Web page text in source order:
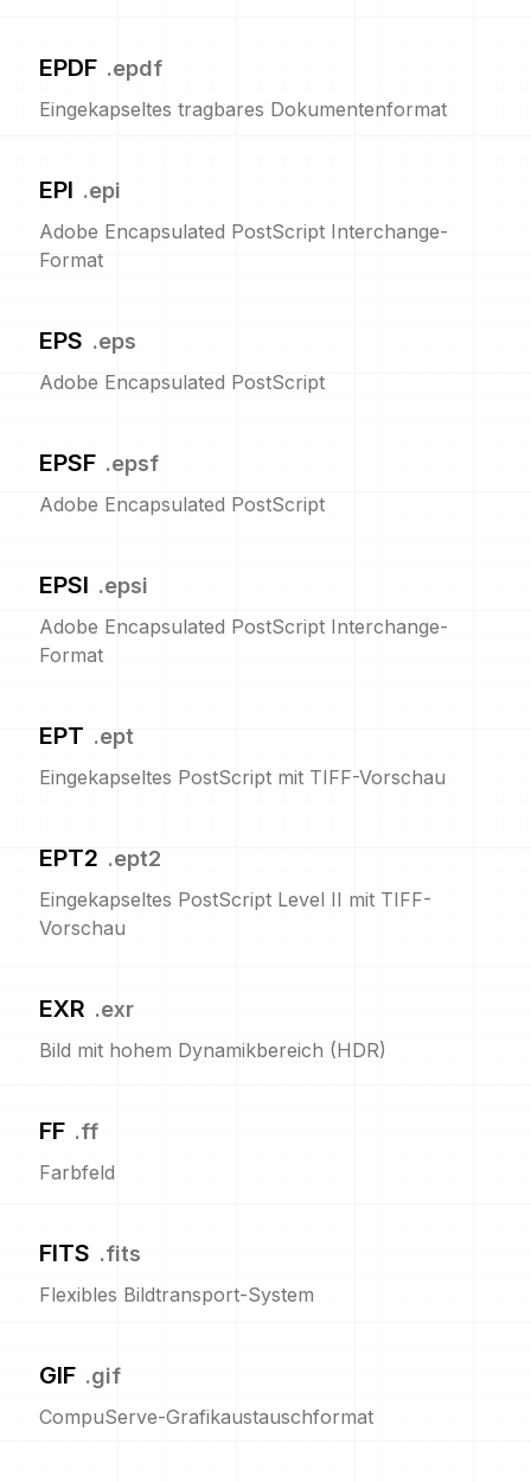
EPDF .epdf
Eingekapseltes tragbares Dokumentenformat
EPI .epi
Adobe Encapsulated PostScript Interchange-
Format
EPS .eps
Adobe Encapsulated PostScript
EPSF .epsf
Adobe Encapsulated PostScript
EPSI .epsi
Adobe Encapsulated PostScript Interchange-
Format
EPT .ept
Eingekapseltes PostScript mit TIFF-Vorschau
EPT2 .ept2
Eingekapseltes PostScript Level II mit TIFF-
Vorschau
EXR .exr
Bild mit hohem Dynamikbereich (HDR)
FF .ff
Farbfeld
FITS .fits
Flexibles Bildtransport-System
GIF .gif
CompuServe-Grafikaustauschformat